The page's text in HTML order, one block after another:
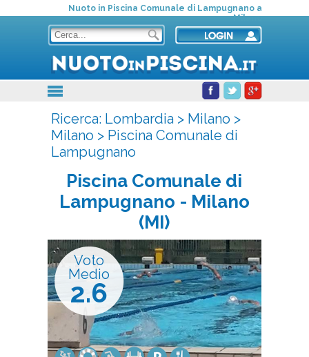
Nuoto in Piscina Comunale di Lampugnano a
Milano
Ricerca: Lombardia> Milano >
Milano > Piscina Comunale di
Lampugnano
Piscina Comunale di
Lampugnano - Milano
(MI)
Voto
Medio
2.6